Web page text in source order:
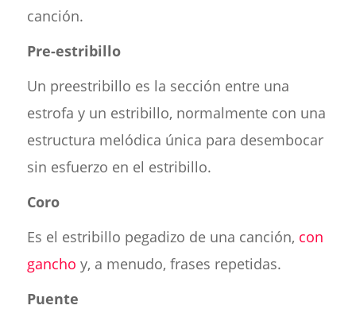
canción.
Pre-estribillo
Un preestribillo es la sección entre una
estrofa y un estribillo, normalmente con una
estructura melódica única para desembocar
sin esfuerzo en el estribillo.
Coro
Es el estribillo pegadizo de una canción, con
gancho y, a menudo, frases repetidas.
Puente